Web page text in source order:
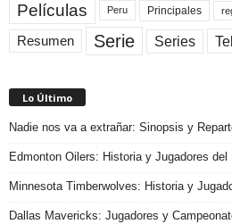
Películas Peru Principales
Resumen Serie Series
Lo Último
Nadie nos va a extrañar: Sinopsis y
Edmonton Oilers: Historia y Jugadores
Minnesota Timberwolves: Historia y
Dallas Mavericks: Jugadores y